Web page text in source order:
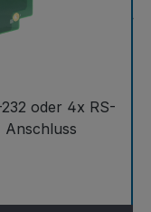
oder 4x RS-
Anschluss